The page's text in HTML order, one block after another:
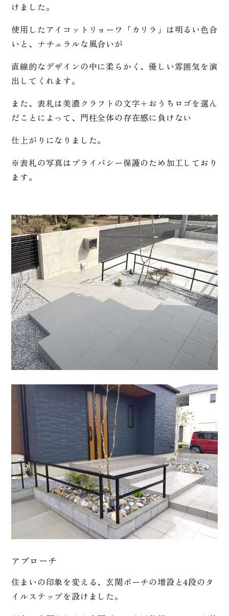
けました。
使用したアイコットリョーワ「カリラ」は明るい色合
いと、ナチュラルな風合いが
直線的なデザインの中に柔らかく、優しい雰囲気を演
出してくれます。
また、表札は美濃クラフトの文字＋おうちロゴを選ん
だことによって、門柱全体の存在感に負けない
仕上がりになりました。
※表札の写真はプライバシー保護のため加工しており
ます。
アプローチ
住まいの印象を変える、玄関ポーチの増設と4段のタ
イルステップを設けました。